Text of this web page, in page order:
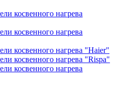
косвенного нагрева
косвенного нагрева
косвенного нагрева "Haier"
косвенного нагрева "Rispa"
косвенного нагрева